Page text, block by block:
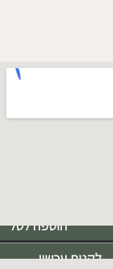
הוספה לסל
לקנות עכשיו